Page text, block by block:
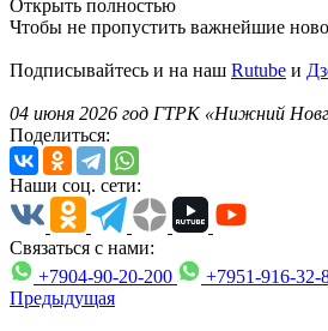
Открыть полностью
Чтобы не пропустить важнейшие
Подписывайтесь и на наш Rutube и
04 июня 2026 год ГТРК «Нижний
Поделиться:
Наши соц. сети:
Связаться с нами:
+7904-90-20-200
+7951-916-32-
Предыдущая